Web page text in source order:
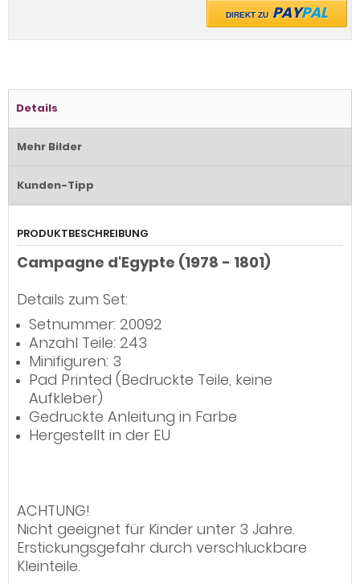
DIREKT ZU PAYPAL
Details
Mehr Bilder
Kunden-Tipp
PRODUKTBESCHREIBUNG
Campagne d'Egypte (1978 - 1801)
Details zum Set:
Setnummer: 20092
Anzahl Teile: 243
Minifiguren: 3
Pad Printed (Bedruckte Teile, keine
Aufkleber)
Gedruckte Anleitung in Farbe
Hergestellt in der EU
ACHTUNG!
Nicht geeignet für Kinder unter 3 Jahre.
Erstickungsgefahr durch verschluckbare
Kleinteile.